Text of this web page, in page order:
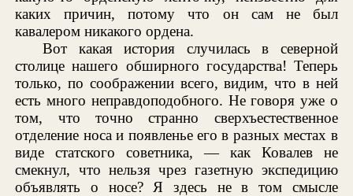
каких причин, потому что он сам не был
кавалером никакого ордена.
Вот какая история случилась в северной
столице нашего обширного государства! Теперь
только, по соображении всего, видим, что в ней
есть много неправдоподобного. Не говоря уже о
том, что точно странно сверхъестественное
отделение носа и появленье его в разных местах в
виде статского советника, — как Ковалев не
смекнул, что нельзя чрез газетную экспедицию
объявлять о носе? Я здесь не в том смысле